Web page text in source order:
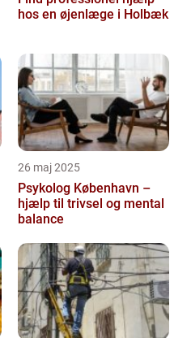
hos en øjenlæge i Holbæk
26 maj 2025
Psykolog København –
hjælp til trivsel og mental
balance